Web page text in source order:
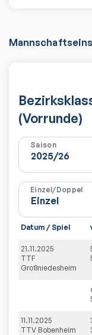
(Vorrunde)
Saison
Einzel/Doppel
Datum / Spiel
21.11.2025
TTF
Großniedesheim
11.11.2025
TTV Bobenheim